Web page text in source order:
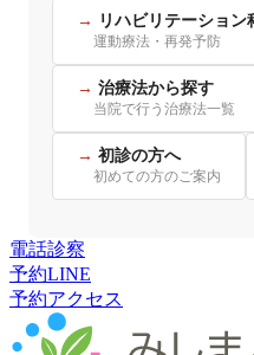
リハビリテーション
運動療法・再発予防
治療法から探す
当院で行う治療法一覧
初診の方へ
初めての方のご案内
電話診察
予約LINE
予約アクセス